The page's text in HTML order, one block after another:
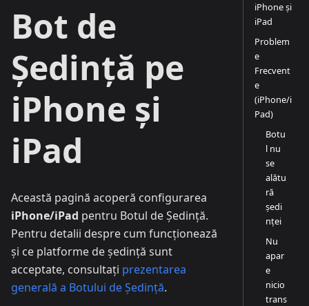
Bot de
Ședință pe
iPhone și
iPad
Această pagină acoperă configurarea
iPhone/iPad pentru Botul de Ședință.
Pentru detalii despre cum funcționează
și ce platforme de ședință sunt
acceptate, consultați prezentarea
generală a Botului de Ședință.
iPhone și
iPad
Problem
e
Frecvent
e
(iPhone/i
Pad)
Botu
l nu
se
alătu
ră
ședi
nței
Nu
apar
e
nicio
trans